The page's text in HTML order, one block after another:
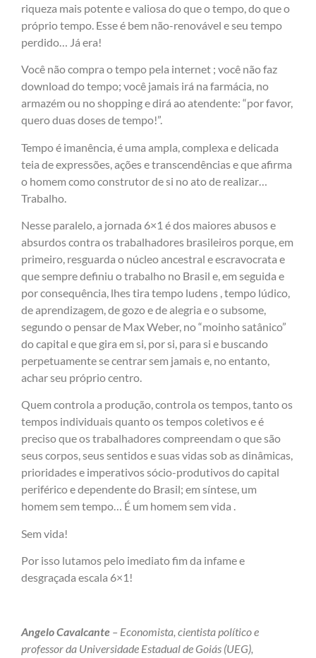
riqueza mais potente e valiosa do que o tempo, do que o
próprio tempo. Esse é bem não-renovável e seu tempo
perdido… Já era!
Você não compra o tempo pela internet ; você não faz
download do tempo; você jamais irá na farmácia, no
armazém ou no shopping e dirá ao atendente: “por favor,
quero duas doses de tempo!”.
Tempo é imanência, é uma ampla, complexa e delicada
teia de expressões, ações e transcendências e que afirma
o homem como construtor de si no ato de realizar…
Trabalho.
Nesse paralelo, a jornada 6×1 é dos maiores abusos e
absurdos contra os trabalhadores brasileiros porque, em
primeiro, resguarda o núcleo ancestral e escravocrata e
que sempre definiu o trabalho no Brasil e, em seguida e
por consequência, lhes tira tempo ludens , tempo lúdico,
de aprendizagem, de gozo e de alegria e o subsome,
segundo o pensar de Max Weber, no “moinho satânico”
do capital e que gira em si, por si, para si e buscando
perpetuamente se centrar sem jamais e, no entanto,
achar seu próprio centro.
Quem controla a produção, controla os tempos, tanto os
tempos individuais quanto os tempos coletivos e é
preciso que os trabalhadores compreendam o que são
seus corpos, seus sentidos e suas vidas sob as dinâmicas,
prioridades e imperativos sócio-produtivos do capital
periférico e dependente do Brasil; em síntese, um
homem sem tempo… É um homem sem vida .
Sem vida!
Por isso lutamos pelo imediato fim da infame e
desgraçada escala 6×1!
Angelo Cavalcante – Economista, cientista político e
professor da Universidade Estadual de Goiás (UEG),